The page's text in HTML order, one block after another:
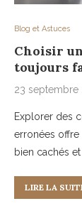
Blog et Astuces
Choisir
toujours
23 septembre
Explorer des
erronées offre
bien cachés et
LIRE LA